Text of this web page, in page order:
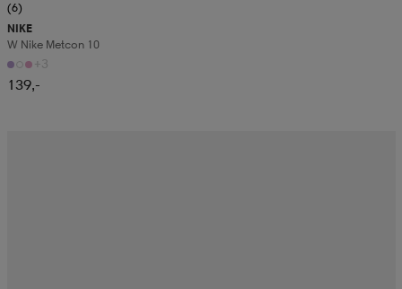
(6)
NIKE
W Nike Metcon 10
+3
139,-